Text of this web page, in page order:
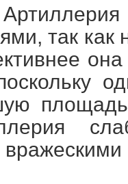
так как
она